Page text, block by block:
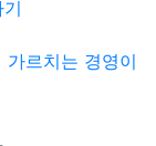
가르치는 경영이